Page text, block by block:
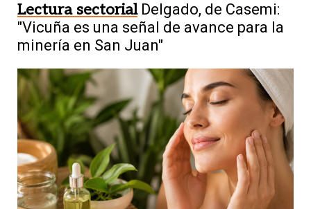
Lectura sectorial Delgado, de Casemi:
"Vicuña es una señal de avance para la
minería en San Juan"